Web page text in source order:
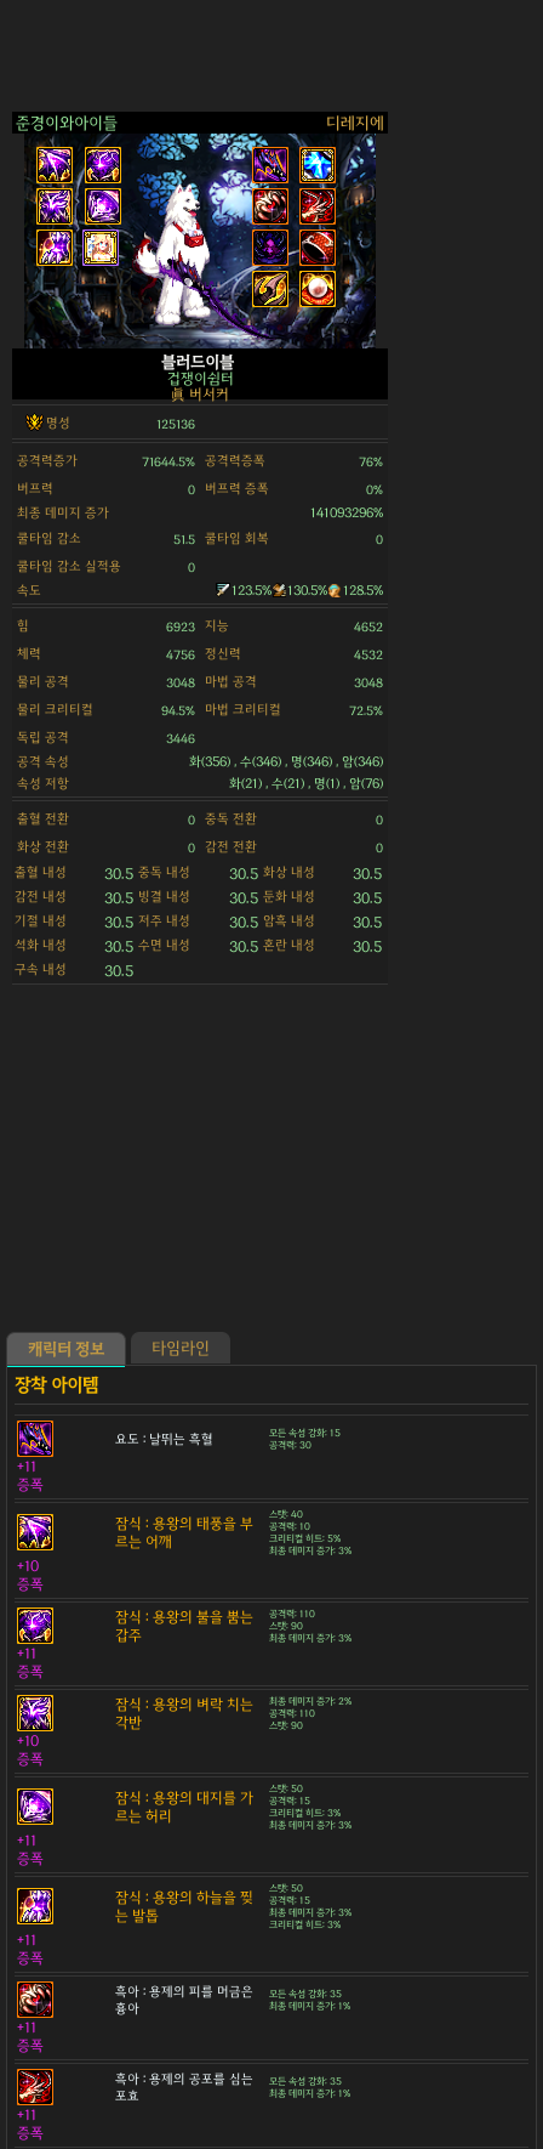
준경이와아이들 디레지에
>
블러드이블
겁쟁이쉼터
眞 버서커
명성 125136
공격력증가 71644.5% 공격력증폭 76%
버프력 0 버프력 증폭 0%
최종 데미지 증가
141093296%
쿨타임 감소
51.5 쿨타임 회복 0
쿨타임 감소 실적용 0
속도 123.5% 130.5% 128.5%
힘 6923 지능 4652
체력 4756 정신력 4532
물리 공격 3048 마법 공격 3048
물리 크리티컬 94.5% 마법 크리티컬 72.5%
독립 공격 3446
공격 속성
화(356) , 수(346) , 명(346) , 암(346)
속성 저항
화(21) , 수(21) , 명(1) , 암(76)
출혈 전환 0 중독 전환 0
화상 전환 0 감전 전환 0
출혈 내성 30.5 중독 내성 30.5 화상 내성 30.5
감전 내성 30.5 빙결 내성 30.5 둔화 내성 30.5
기절 내성 30.5 저주 내성 30.5 암흑 내성 30.5
석화 내성 30.5 수면 내성 30.5 혼란 내성 30.5
구속 내성 30.5
캐릭터 정보 타임라인
요도 : 날뛰는 흑혈
모든 속성 강화: 15
공격력: 30
+11
증폭
잠식 : 용왕의 태풍을 부
르는 어깨
스탯: 40
공격력: 10
크리티컬 히트: 5%
최종 데미지 증가: 3%
+10
증폭
잠식 : 용왕의 불을 뿜는
갑주
공격력: 110
스탯: 90
최종 데미지 증가: 3%
+11
증폭
잠식 : 용왕의 벼락 치는
각반
최종 데미지 증가: 2%
공격력: 110
스탯: 90
+10
증폭
잠식 : 용왕의 대지를 가
르는 허리
스탯: 50
공격력: 15
크리티컬 히트: 3%
최종 데미지 증가: 3%
+11
증폭
잠식 : 용왕의 하늘을 찢
는 발톱
스탯: 50
공격력: 15
최종 데미지 증가: 3%
크리티컬 히트: 3%
+11
증폭
흑아 : 용제의 피를 머금은
흉아
모든 속성 강화: 35
최종 데미지 증가: 1%
+11
증폭
흑아 : 용제의 공포를 심는
포효
모든 속성 강화: 35
최종 데미지 증가: 1%
+11
증폭